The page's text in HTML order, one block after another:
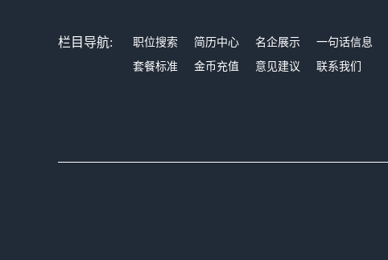
栏目导航: 职位搜索 简历中心 名企展示 一句话信息
套餐标准
金币充值 意见建议 联系我们